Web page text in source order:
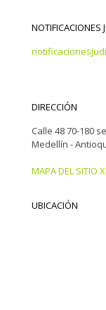
NOTIFICACIONES
DIRECCIÓN
Calle 48 70-180
Medellín -
MAPA DEL SITIO
UBICACIÓN